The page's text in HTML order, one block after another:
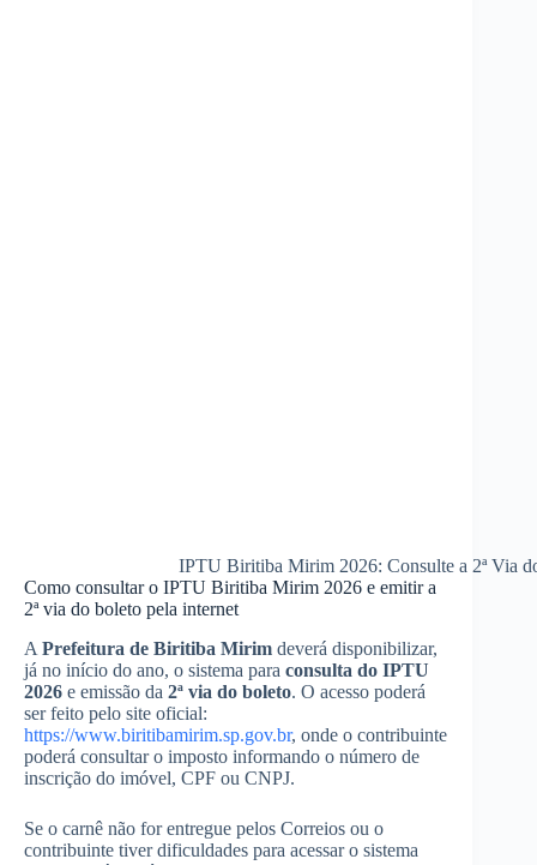
IPTU Biritiba Mirim 2026: Consulte a 2ª Via
Como consultar o IPTU Biritiba Mirim 2026 e emitir a
2ª via do boleto pela internet
A Prefeitura de Biritiba Mirim deverá disponibilizar,
já no início do ano, o sistema para consulta do IPTU
2026 e emissão da 2ª via do boleto. O acesso poderá
ser feito pelo site oficial:
https://www.biritibamirim.sp.gov.br, onde o contribuinte
poderá consultar o imposto informando o número de
inscrição do imóvel, CPF ou CNPJ.
Se o carnê não for entregue pelos Correios ou o
contribuinte tiver dificuldades para acessar o sistema